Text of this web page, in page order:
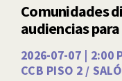
Comunidades
audiencias
2026-07-07 | 2:00
CCB PISO 2 /